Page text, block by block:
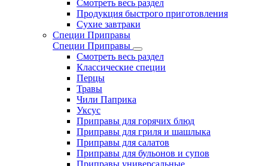
Смотреть весь раздел
Продукция быстрого приготовления
Сухие завтраки
Специи Приправы
Специи Приправы
Смотреть весь раздел
Классические специи
Перцы
Травы
Чили Паприка
Уксус
Приправы для горячих блюд
Приправы для гриля и шашлыка
Приправы для салатов
Приправы для бульонов и супов
Приправы универсальные